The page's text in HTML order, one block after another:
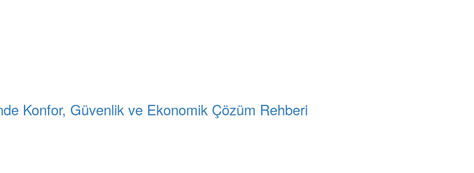
Konfor, Güvenlik ve Ekonomik Çözüm Rehberi